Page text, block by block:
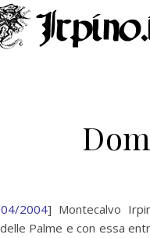
2004] Montecalvo
Palme e con essa